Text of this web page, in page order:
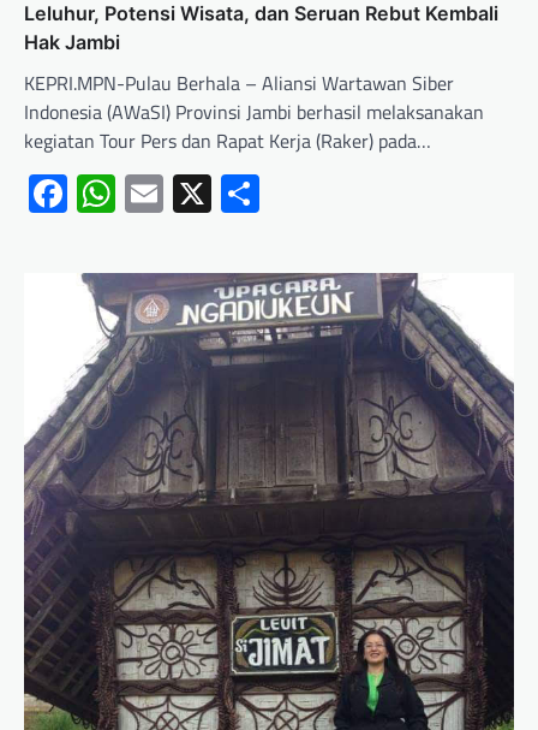
Leluhur, Potensi Wisata, dan Seruan Rebut Kembali
Hak Jambi
KEPRI.MPN-Pulau Berhala – Aliansi Wartawan Siber
Indonesia (AWaSI) Provinsi Jambi berhasil melaksanakan
kegiatan Tour Pers dan Rapat Kerja (Raker) pada…
Facebook
WhatsApp
Email
X